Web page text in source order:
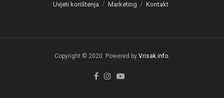
Uvjeti korištenja Marketing Kontakt
Copyright © 2020. Powered by Vrisak.info.